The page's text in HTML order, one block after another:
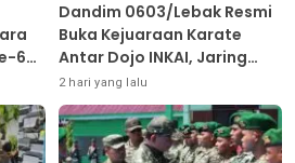
69
Dandim 0603/Lebak Resmi
Buka Kejuaraan Karate
Antar Dojo INKAI, Jaring
Bibit Atlet Unggul Sambut
HUT ke-81 RI
2 hari yang lalu